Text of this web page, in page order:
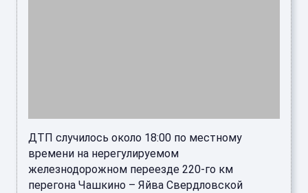
ДТП случилось около 18:00 по местному
времени на нерегулируемом
железнодорожном переезде 220-го км
перегона Чашкино – Яйва Свердловской